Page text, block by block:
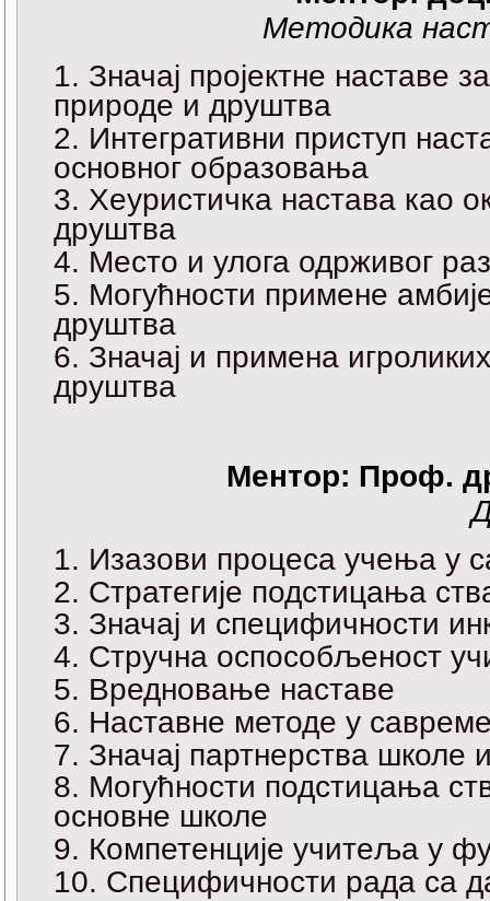
Методика
Значај пројектне наставе
природе и друштва
Интегративни приступ
основног образовања
Хеуристичка настава као
друштва
Место и улога одрживог
Могућности примене
друштва
Значај и примена
друштва
Ментор: Проф.
Изазови процеса учења у
Стратегије подстицања
Значај и специфичности
Стручна оспособљеност
Вредновање наставе
Наставне методе у
Значај партнерства школе
Могућности подстицања
основне школе
Компетенције учитеља у
Специфичности рада са